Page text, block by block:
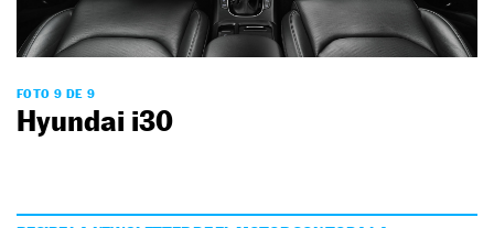
FOTO 9 DE 9
Hyundai i30